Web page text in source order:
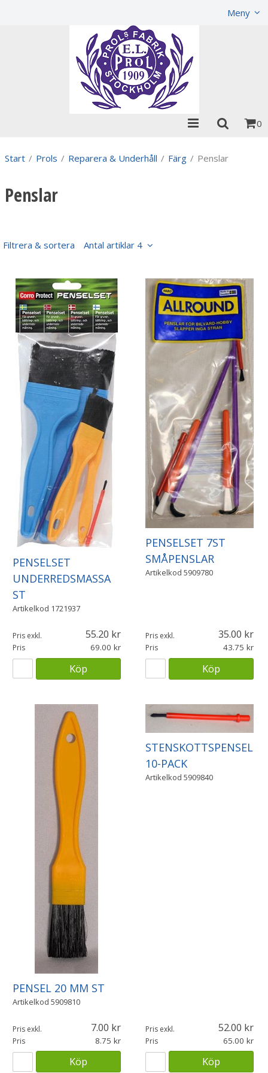
Meny
0
Start / Prols / Reparera & Underhåll / Färg / Penslar
Penslar
Filtrera & sortera Antal artiklar 4
PENSELSET
UNDERREDSMASSA
ST
Artikelkod 1721937
Pris exkl. 55.20
Pris 69.00
Köp
PENSELSET 7ST
SMÅPENSLAR
Artikelkod 5909780
Pris exkl. 35.00
Pris 43.75
Köp
PENSEL 20 MM ST
Artikelkod 5909810
Pris exkl. 7.00
Pris 8.75
Köp
STENSKOTTSPENSEL
10-PACK
Artikelkod 5909840
Pris exkl. 52.00
Pris 65.00
Köp